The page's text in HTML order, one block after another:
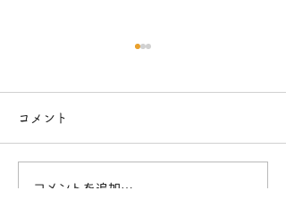
コメント
コメントを追加…